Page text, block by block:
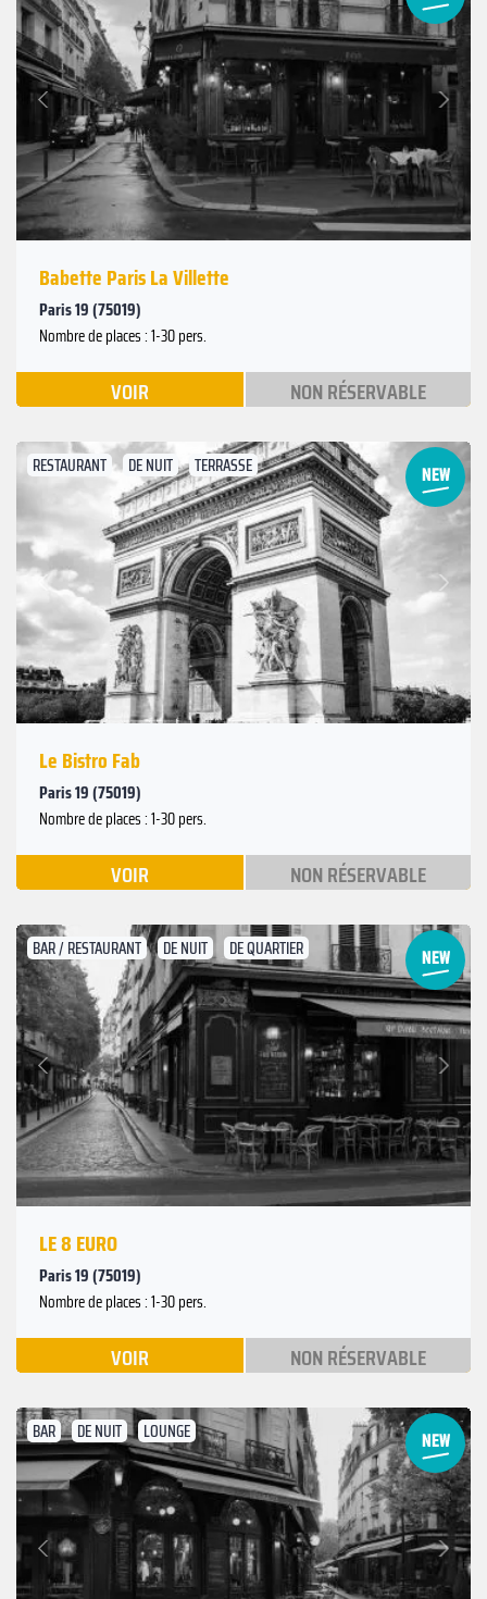
Précédent
Suivant
Babette Paris La Villette
Paris 19 (75019)
Nombre de places : 1-30 pers.
VOIR NON RÉSERVABLE
RESTAURANT DE NUIT TERRASSE
Précédent
Suivant
Le Bistro Fab
Paris 19 (75019)
Nombre de places : 1-30 pers.
VOIR NON RÉSERVABLE
BAR / RESTAURANT DE NUIT DE QUARTIER
Précédent
Suivant
LE 8 EURO
Paris 19 (75019)
Nombre de places : 1-30 pers.
VOIR NON RÉSERVABLE
BAR DE NUIT LOUNGE
Précédent
Suivant